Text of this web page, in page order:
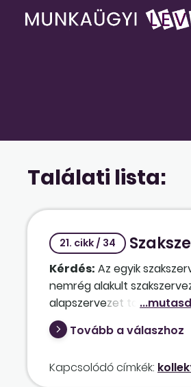
Találati lista:
21. cikk / 34
Kérdés: Az egyik
nemrég alakult
alapszervezet tagsága
szakszervezetnek viszont
szerződést. Mit lehet
Tovább a válaszhoz
Kapcsolódó címkék: